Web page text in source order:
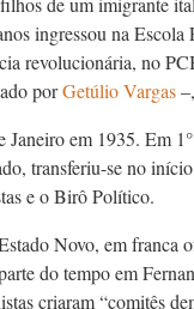
ingressou na
revolucionária, no
porGetúlio Vargas
Janeiro em 1935. Em 1°
transferiu-se no
e o Birô Político.
Novo, em franca
do tempo em
criaram “comitês